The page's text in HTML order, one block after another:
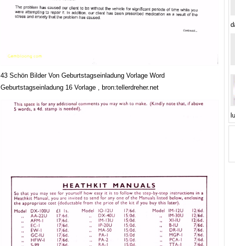
43 Schön Bilder Von Geburtstagseinladung Vorlage Word
Geburtstagseinladung 16 Vorlage , bron:tellerdreher.net